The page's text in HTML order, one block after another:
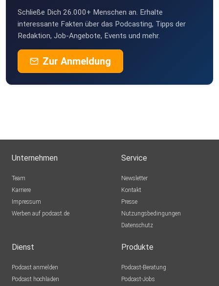
Schließe Dich 26.000+ Menschen an. Erhalte
interessante Fakten über das Podcasting, Tipps der
Redaktion, Job-Angebote, Events und mehr.
Zur Anmeldung
Unternehmen
Team
Karriere
Impressum
Werben auf podcast.de
Service
Newsletter
Kontakt
Presse
Nutzungsbedingungen
Datenschutz
Dienst
Podcast anmelden
Podcast hochladen
Produkte
Podcast-Beratung
Podcast-Jobs